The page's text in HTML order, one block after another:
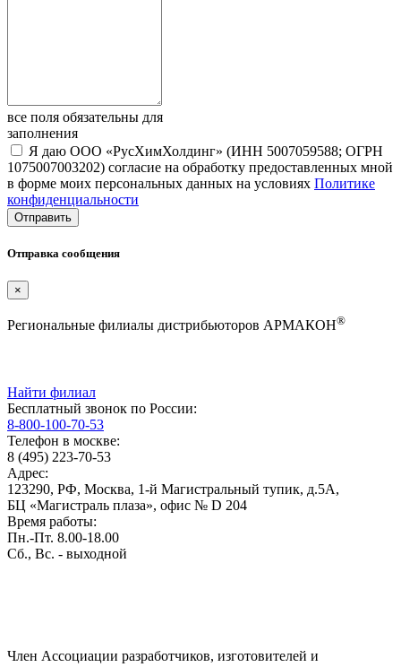
все поля обязательны для
заполнения
Я даю ООО «РусХимХолдинг» (ИНН 5007059588; ОГРН
1075007003202) согласие на обработку предоставленных мной
в форме моих персональных данных на условиях Политике
конфиденциальности
Отправка сообщения
×
Региональные филиалы дистрибьюторов АРМАКОН®
Найти филиал
Бесплатный звонок по России:
8-800-100-70-53
Телефон в москве:
8 (495) 223-70-53
Адрес:
123290, РФ, Москва, 1-й Магистральный тупик, д.5А,
БЦ «Магистраль плаза», офис № D 204
Время работы:
Пн.-Пт. 8.00-18.00
Сб., Вс. - выходной
Член Ассоциации разработчиков, изготовителей и